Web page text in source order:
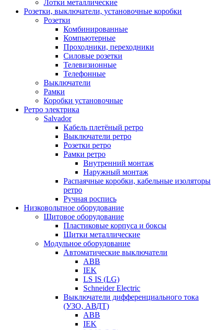
Лотки металлические
Розетки, выключатели, установочные коробки
Розетки
Комбинированные
Компьютерные
Проходники, переходники
Силовые розетки
Телевизионные
Телефонные
Выключатели
Рамки
Коробки установочные
Ретро электрика
Salvador
Кабель плетёный ретро
Выключатели ретро
Розетки ретро
Рамки ретро
Внутренний монтаж
Наружный монтаж
Распаячные коробки, кабельные изоляторы
ретро
Ручная роспись
Низковольтное оборудование
Щитовое оборудование
Пластиковые корпуса и боксы
Щитки металлические
Модульное оборудование
Автоматические выключатели
ABB
IEK
LS IS (LG)
Schneider Electric
Выключатели дифференциального тока
(УЗО, АВДТ)
ABB
IEK